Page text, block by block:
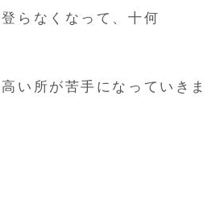
らなくなって、十何
い所が苦手になっていきま